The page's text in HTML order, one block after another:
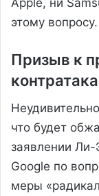
этому вопросу.
Призыв к
что будет
заявлении
Google по
меры